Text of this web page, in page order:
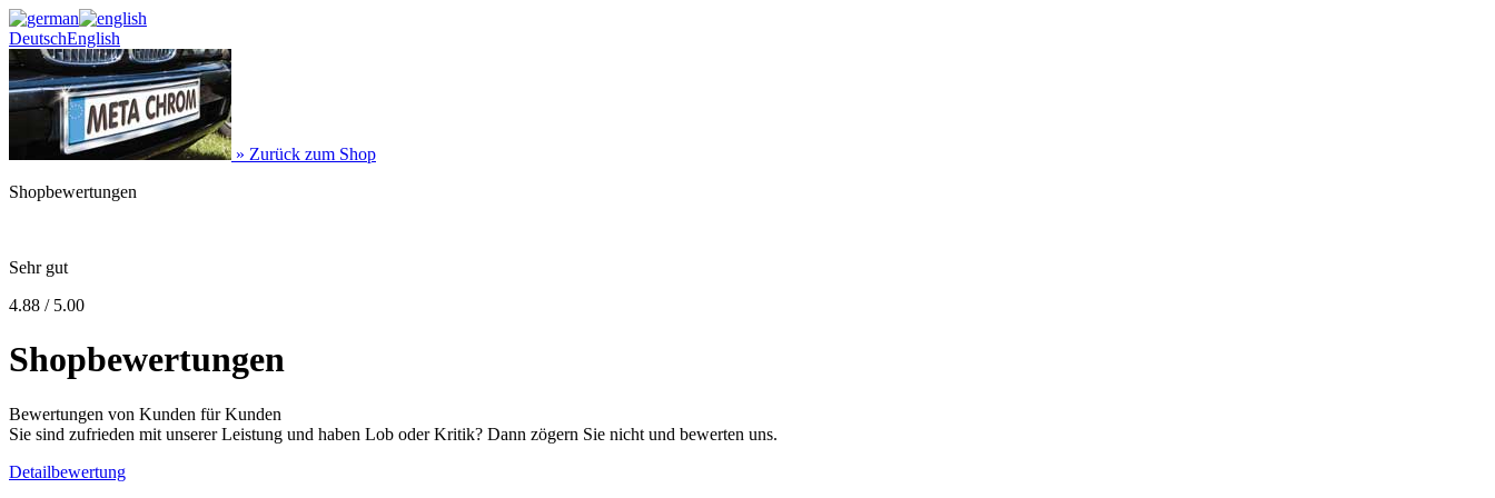
DeutschEnglish
» Zurück zum Shop
Shopbewertungen
Sehr gut
4.88 / 5.00
Shopbewertungen
Bewertungen von Kunden für Kunden
Sie sind zufrieden mit unserer Leistung und haben Lob oder Kritik? Dann zögern Sie nicht und bewerten uns.
Detailbewertung